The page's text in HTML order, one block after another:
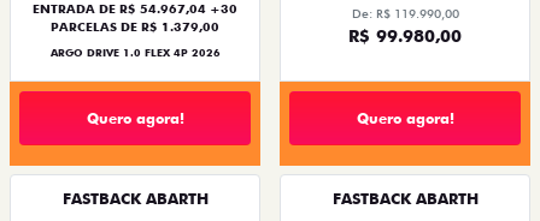
ENTRADA DE R$ 54.967,04 +30
PARCELAS DE R$ 1.379,00
ARGO DRIVE 1.0 FLEX 4P 2026
Quero agora!
De: R$ 119.990,00
R$ 99.980,00
Quero agora!
FASTBACK ABARTH FASTBACK ABARTH